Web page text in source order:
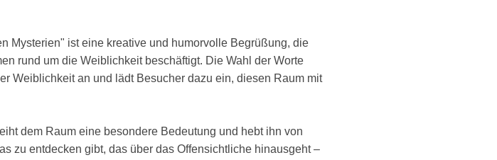
Mysterien" ist eine kreative und humorvolle Begrüßung, die
rund um die Weiblichkeit beschäftigt. Die Wahl der Worte
Weiblichkeit an und lädt Besucher dazu ein, diesen Raum mit
dem Raum eine besondere Bedeutung und hebt ihn von
zu entdecken gibt, das über das Offensichtliche hinausgeht –